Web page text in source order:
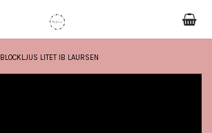
BLOCKLJUS LITET IB LAURSEN